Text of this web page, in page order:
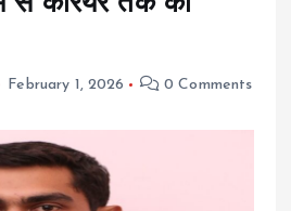
February 1, 2026 0 Comments